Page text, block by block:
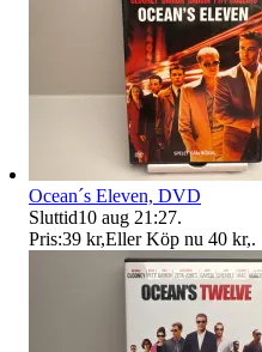
Ocean´s Eleven, DVD
Sluttid10 aug 21:27.
Pris:39 kr,Eller Köp nu 40 kr,.